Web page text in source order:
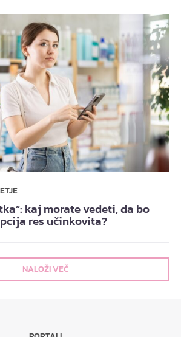
kaj morate vedeti, da bo
res učinkovita?
NALOŽI VEČ